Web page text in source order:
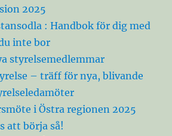
2025
: Handbok för dig med
inte bor
styrelsemedlemmar
– träff för nya, blivande
i Östra regionen 2025
att börja så!